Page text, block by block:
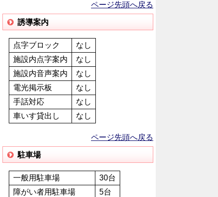
ページ先頭へ戻る
誘導案内
点字ブロック
なし
施設内点字案内
なし
施設内音声案内
なし
電光掲示板
なし
手話対応
なし
車いす貸出し
なし
ページ先頭へ戻る
駐車場
一般用駐車場
30台
障がい者用駐車場
5台